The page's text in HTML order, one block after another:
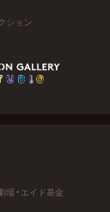
ション
場・エイド基金